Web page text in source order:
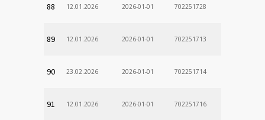
88 12.01.2026 2026-01-01 702251728
89 12.01.2026 2026-01-01 702251713
90 23.02.2026 2026-01-01 702251714
91 12.01.2026 2026-01-01 702251716